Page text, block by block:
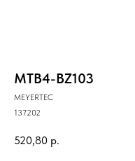
MTB4-BZ103
MEYERTEC
137202
520,80 р.